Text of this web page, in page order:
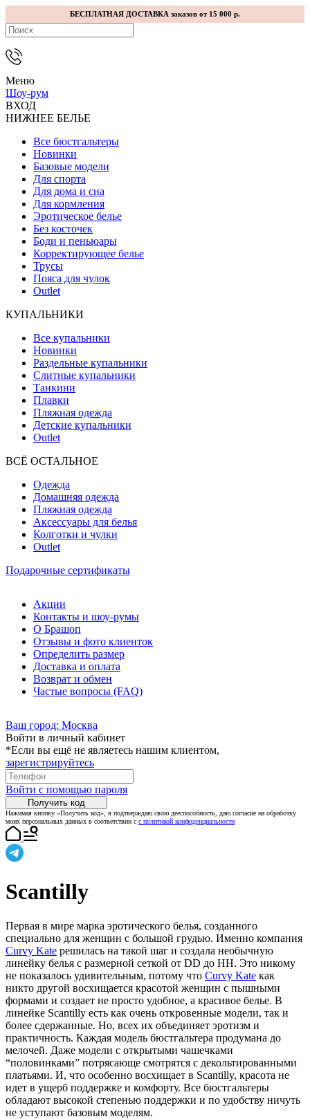
БЕСПЛАТНАЯ ДОСТАВКА заказов от 15 000 р.
Меню
Шоу-рум
ВХОД
НИЖНЕЕ БЕЛЬЕ
Все бюстгальтеры
Новинки
Базовые модели
Для спорта
Для дома и сна
Для кормления
Эротическое белье
Без косточек
Боди и пеньюары
Корректирующее белье
Трусы
Пояса для чулок
Outlet
КУПАЛЬНИКИ
Все купальники
Новинки
Раздельные купальники
Слитные купальники
Танкини
Плавки
Пляжная одежда
Детские купальники
Outlet
ВCЁ ОСТАЛЬНОЕ
Одежда
Домашняя одежда
Пляжная одежда
Аксессуары для белья
Колготки и чулки
Outlet
Подарочные сертификаты
Акции
Контакты и шоу-румы
О Брашоп
Отзывы и фото клиенток
Определить размер
Доставка и оплата
Возврат и обмен
Частые вопросы (FAQ)
Ваш город: Москва
Войти в личный кабинет
*Если вы ещё не являетесь нашим клиентом,
зарегистрируйтесь
Войти с помощью пароля
Получить код
Нажимая кнопку «Получить код», я подтверждаю свою дееспособность, даю согласие на обработку
моих персональных данных в соответствии с с политикой конфиденциальности
Scantilly
Первая в мире марка эротического белья, созданного
специально для женщин с большой грудью. Именно компания
Curvy Kate решилась на такой шаг и создала необычную
линейку белья с размерной сеткой от DD до HH. Это никому
не показалось удивительным, потому что Curvy Kate как
никто другой восхищается красотой женщин с пышными
формами и создает не просто удобное, а красивое белье. В
линейке Scantilly есть как очень откровенные модели, так и
более сдержанные. Но, всех их объединяет эротизм и
практичность. Каждая модель бюстгальтера продумана до
мелочей. Даже модели с открытыми чашечками
“половинками” потрясающе смотрятся с декольтированными
платьями. И, что особенно восхищает в Scantilly, красота не
идет в ущерб поддержке и комфорту. Все бюстгальтеры
обладают высокой степенью поддержки и по удобству ничуть
не уступают базовым моделям.